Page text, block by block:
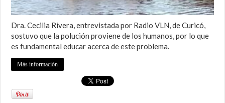
Dra. Cecilia Rivera, entrevistada por Radio VLN, de Curicó,
sostuvo que la polución proviene de los humanos, por lo que
es fundamental educar acerca de este problema.
Más información